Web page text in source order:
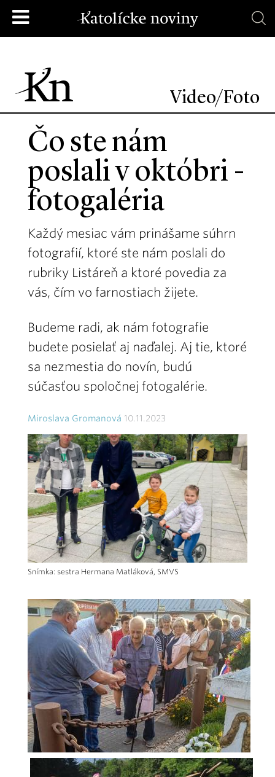
Video/Foto
Čo ste nám
poslali v októbri -
fotogaléria
Každý mesiac vám prinášame súhrn
fotografií, ktoré ste nám poslali do
rubriky Listáreň a ktoré povedia za
vás, čím vo farnostiach žijete.
Budeme radi, ak nám fotografie
budete posielať aj naďalej. Aj tie, ktoré
sa nezmestia do novín, budú
súčasťou spoločnej fotogalérie.
Miroslava Gromanová 10.11.2023
Snímka: sestra Hermana Matláková, SMVS